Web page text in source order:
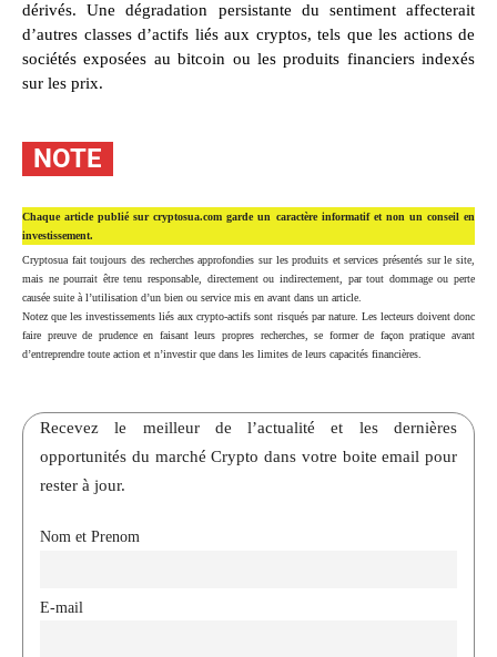
dérivés. Une dégradation persistante du sentiment affecterait
d’autres classes d’actifs liés aux cryptos, tels que les actions de
sociétés exposées au bitcoin ou les produits financiers indexés
sur les prix.
NOTE
Chaque article publié sur cryptosua.com garde un caractère informatif et non un conseil en
investissement.
Cryptosua fait toujours des recherches approfondies sur les produits et services présentés sur le site,
mais ne pourrait être tenu responsable, directement ou indirectement, par tout dommage ou perte
causée suite à l’utilisation d’un bien ou service mis en avant dans un article.
Notez que les investissements liés aux crypto-actifs sont risqués par nature. Les lecteurs doivent donc
faire preuve de prudence en faisant leurs propres recherches, se former de façon pratique avant
d’entreprendre toute action et n’investir que dans les limites de leurs capacités financières.
Recevez le meilleur de l’actualité et les dernières
opportunités du marché Crypto dans votre boite email pour
rester à jour.
Nom et Prenom
E-mail